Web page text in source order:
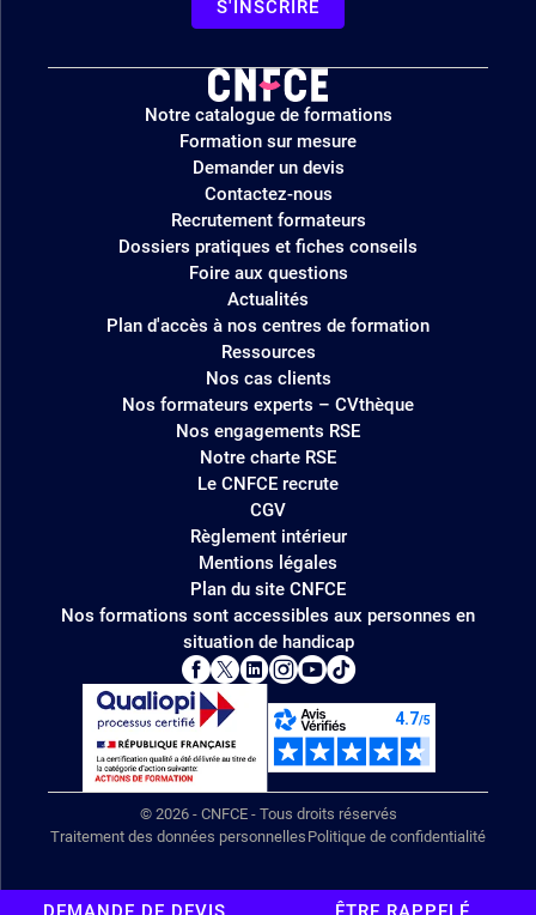
S'INSCRIRE
Logo
site
Notre catalogue de formations
Formation sur mesure
Demander un devis
Contactez-nous
Recrutement formateurs
Dossiers pratiques et fiches conseils
Foire aux questions
Actualités
Plan d'accès à nos centres de formation
Ressources
Nos cas clients
Nos formateurs experts – CVthèque
Nos engagements RSE
Notre charte RSE
Le CNFCE recrute
CGV
Règlement intérieur
Mentions légales
Plan du site CNFCE
Nos formations sont accessibles aux personnes en
situation de handicap
© 2026 - CNFCE - Tous droits réservés
Traitement des données personnelles Politique de confidentialité